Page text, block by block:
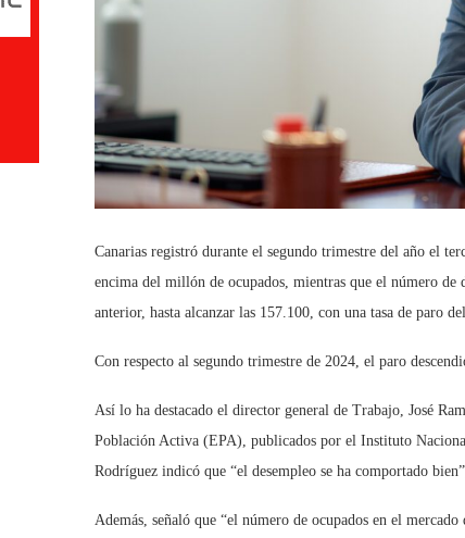
Canarias registró durante el segundo trimestre del año el
encima del millón de ocupados, mientras que el número de
anterior, hasta alcanzar las 157.100, con una tasa de paro
Con respecto al segundo trimestre de 2024, el paro
Así lo ha destacado el director general de Trabajo, José
Población Activa (EPA), publicados por el Instituto
Rodríguez indicó que “el desempleo se ha comportado
Además, señaló que “el número de ocupados en el